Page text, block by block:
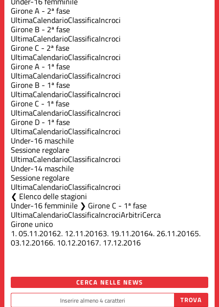
Girone A - 2ª fase
UltimaCalendarioClassificaIncroci
Girone B - 2ª fase
UltimaCalendarioClassificaIncroci
Girone C - 2ª fase
UltimaCalendarioClassificaIncroci
Girone A - 1ª fase
UltimaCalendarioClassificaIncroci
Girone B - 1ª fase
UltimaCalendarioClassificaIncroci
Girone C - 1ª fase
UltimaCalendarioClassificaIncroci
Girone D - 1ª fase
UltimaCalendarioClassificaIncroci
Under-16 maschile
Sessione regolare
UltimaCalendarioClassificaIncroci
Under-14 maschile
Sessione regolare
UltimaCalendarioClassificaIncroci
Elenco delle stagioni
Under-16 femminile ❯ Girone C - 1ª fase
UltimaCalendarioClassificaIncrociArbitriCerca
Girone unico
1.05.11.20162. 12.11.20163. 19.11.20164. 26.11.20165.
03.12.20166. 10.12.20167. 17.12.2016
CERCA NELLE NEWS